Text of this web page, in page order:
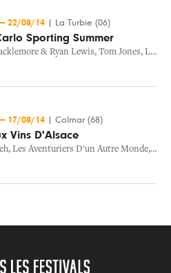
22/08/14 La Turbie (06)
Sporting Summer
& Ryan Lewis, Tom Jones, Laura Pausini
17/08/14 Colmar (68)
Vins D'Alsace
, Les Aventuriers D'un Autre Monde,